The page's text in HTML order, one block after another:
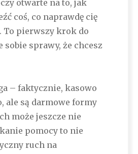
otwarte na to, jak
coś, co naprawdę cię
To pierwszy krok do
sobie sprawy, że chcesz
– faktycznie, kasowo
ale są darmowe formy
może jeszcze nie
pomocy to nie
ruch na